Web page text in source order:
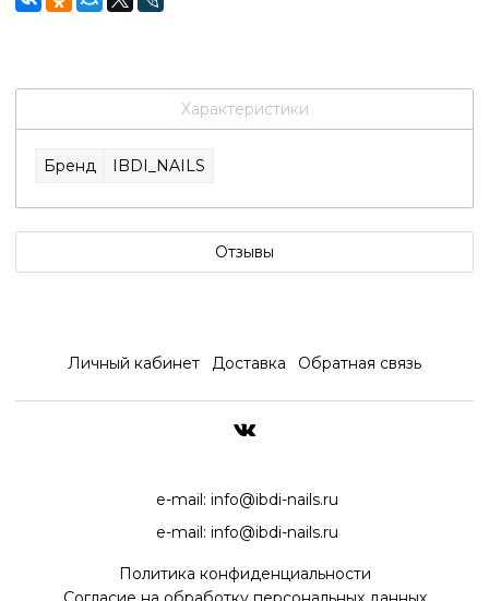
Характеристики
Бренд IBDI_NAILS
Отзывы
Личный кабинет Доставка Обратная связь
e-mail: info@ibdi-nails.ru
e-mail: info@ibdi-nails.ru
Политика конфиденциальности